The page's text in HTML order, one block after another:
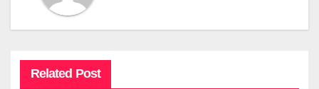
Related Post